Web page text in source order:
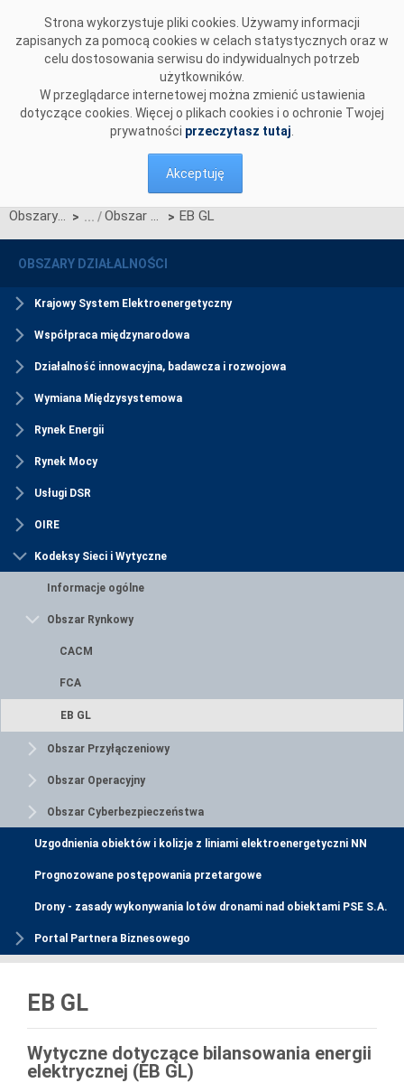
Strona wykorzystuje pliki cookies. Używamy informacji
zapisanych za pomocą cookies w celach statystycznych oraz w
celu dostosowania serwisu do indywidualnych potrzeb
użytkowników.
W przeglądarce internetowej można zmienić ustawienia
dotyczące cookies. Więcej o plikach cookies i o ochronie Twojej
prywatności przeczytasz tutaj
Akceptuję
Obszary działalności > Obszar Rynkowy > EB GL
OBSZARY DZIAŁALNOŚCI
Krajowy System Elektroenergetyczny
Współpraca międzynarodowa
Działalność innowacyjna, badawcza i rozwojowa
Wymiana Międzysystemowa
Rynek Energii
Rynek Mocy
Usługi DSR
OIRE
Kodeksy Sieci i Wytyczne
Informacje ogólne
Obszar Rynkowy
CACM
FCA
EB GL
Obszar Przyłączeniowy
Obszar Operacyjny
Obszar Cyberbezpieczeństwa
Uzgodnienia obiektów i kolizje z liniami elektroenergetyczni NN
Prognozowane postępowania przetargowe
Drony - zasady wykonywania lotów dronami nad obiektami PSE S.A.
Portal Partnera Biznesowego
EB GL
Wytyczne dotyczące bilansowania energii
elektrycznej (EB GL)